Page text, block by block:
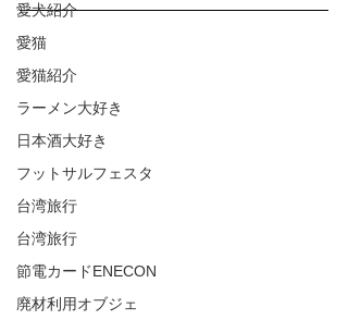
愛犬紹介
愛猫
愛猫紹介
ラーメン大好き
日本酒大好き
フットサルフェスタ
台湾旅行
台湾旅行
節電カードENECON
廃材利用オブジェ